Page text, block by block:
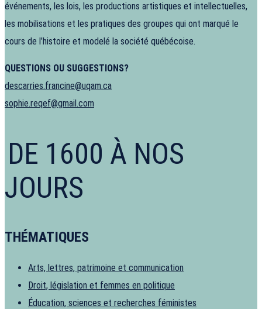
événements, les lois, les productions artistiques et intellectuelles,
les mobilisations et les pratiques des groupes qui ont marqué le
cours de l’histoire et modelé la société québécoise.
QUESTIONS OU SUGGESTIONS?
descarries.francine@uqam.ca
sophie.reqef@gmail.com
DE 1600 À NOS
JOURS
THÉMATIQUES
Arts, lettres, patrimoine et communication
Droit, législation et femmes en politique
Éducation, sciences et recherches féministes